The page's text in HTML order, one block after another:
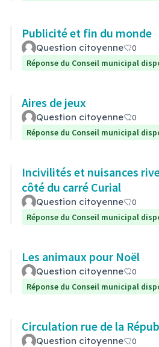
Publicité et fin du monde
Question citoyenne
0
Réponse du Conseil municipal
Aires de jeux
Question citoyenne
0
Réponse du Conseil municipal
Incivilités et nuisances
côté du carré Curial
Question citoyenne
0
Réponse du Conseil municipal
Les animaux pour Noël
Question citoyenne
0
Réponse du Conseil municipal
Circulation rue de la
Question citoyenne
0